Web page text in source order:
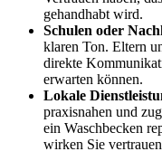
gehandhabt wird.
Schulen oder
klaren Ton. Eltern
direkte
erwarten können.
Lokale
praxisnahen und
ein Waschbecken
wirken Sie